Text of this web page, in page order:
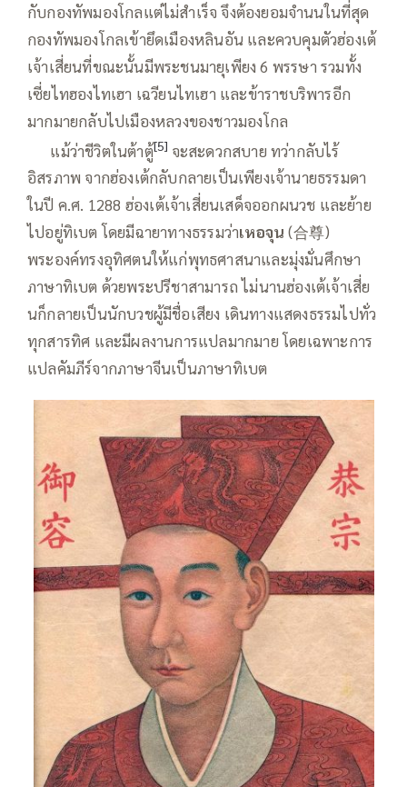
กับกองทัพมองโกลแต่ไม่สำเร็จ จึงต้องยอมจำนนในที่สุด
กองทัพมองโกลเข้ายึดเมืองหลินอัน และควบคุมตัวฮ่องเต้
เจ้าเสี่ยนที่ขณะนั้นมีพระชนมายุเพียง 6 พรรษา รวมทั้ง
เซี่ยไทฮองไทเฮา เฉวียนไทเฮา และข้าราชบริพารอีก
มากมายกลับไปเมืองหลวงของชาวมองโกล
แม้ว่าชีวิตในต้าตู้[5] จะสะดวกสบาย ทว่ากลับไร้
อิสรภาพ จากฮ่องเต้กลับกลายเป็นเพียงเจ้านายธรรมดา
ในปี ค.ศ. 1288 ฮ่องเต้เจ้าเสี่ยนเสด็จออกผนวช และย้าย
ไปอยู่ทิเบต โดยมีฉายาทางธรรมว่าเหอจุน (合尊)
พระองค์ทรงอุทิศตนให้แก่พุทธศาสนาและมุ่งมั่นศึกษา
ภาษาทิเบต ด้วยพระปรีชาสามารถ ไม่นานฮ่องเต้เจ้าเสี่ย
นก็กลายเป็นนักบวชผู้มีชื่อเสียง เดินทางแสดงธรรมไปทั่ว
ทุกสารทิศ และมีผลงานการแปลมากมาย โดยเฉพาะการ
แปลคัมภีร์จากภาษาจีนเป็นภาษาทิเบต